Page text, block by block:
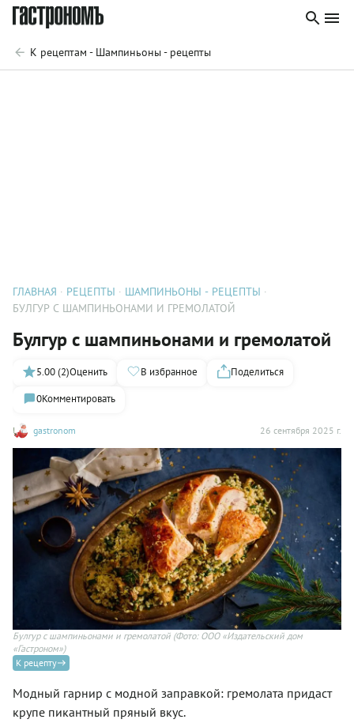
К рецептам - Шампиньоны - рецепты
ГЛАВНАЯ РЕЦЕПТЫ
ШАМПИНЬОНЫ - РЕЦЕПТЫ
БУЛГУР С ШАМПИНЬОНАМИ И ГРЕМОЛАТОЙ
Булгур с шампиньонами и гремолатой
gastronom 26 сентября 2025 г.
5.00 (2)Оценить В избранное
Поделиться
0Комментировать
Булгур с шампиньонами и гремолатой (Фото: ООО «Издательский дом
«Гастроном»)
К рецепту
Модный гарнир с модной заправкой: гремолата придаст
крупе пикантный пряный вкус.